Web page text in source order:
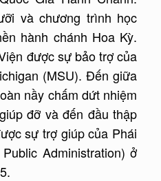
và chương trình học
hành chánh Hoa Kỳ.
được sự bảo trợ của
(MSU). Đến giữa
nầy chấm dứt nhiệm
đỡ và đến đầu thập
sự trợ giúp của Phái
Administration) ở